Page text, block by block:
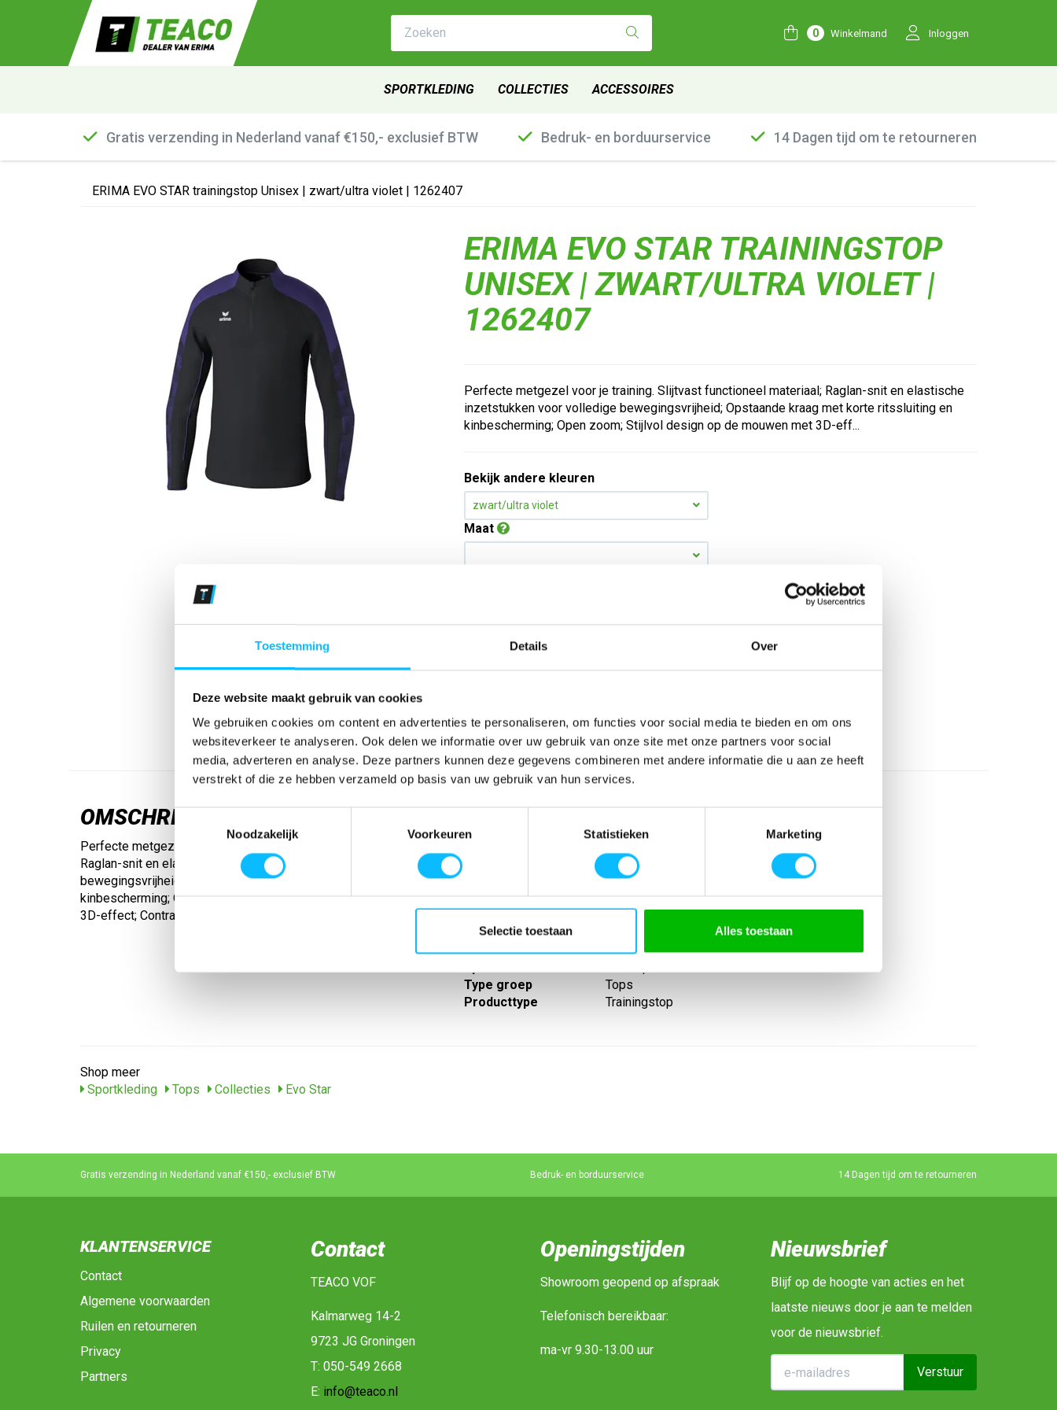
Toestemming Details Over
Deze website maakt gebruik van cookies
We gebruiken cookies om content en advertenties te personaliseren, om functies voor social media te bieden en om ons
websiteverkeer te analyseren. Ook delen we informatie over uw gebruik van onze site met onze partners voor social
media, adverteren en analyse. Deze partners kunnen deze gegevens combineren met andere informatie die u aan ze heeft
verstrekt of die ze hebben verzameld op basis van uw gebruik van hun services.
Noodzakelijk
Voorkeuren Statistieken Marketing
Selectie toestaan Alles toestaan
0 Winkelmand Inloggen
SPORTKLEDING COLLECTIES ACCESSOIRES
Gratis verzending in Nederland vanaf €150,- exclusief BTW Bedruk- en borduurservice 14 Dagen tijd om te retourneren
ERIMA EVO STAR trainingstop Unisex | zwart/ultra violet | 1262407
ERIMA EVO STAR TRAININGSTOP
UNISEX | ZWART/ULTRA VIOLET |
1262407
Perfecte metgezel voor je training. Slijtvast functioneel materiaal; Raglan-snit en elastische
inzetstukken voor volledige bewegingsvrijheid; Opstaande kraag met korte ritssluiting en
kinbescherming; Open zoom; Stijlvol design op de mouwen met 3D-eff...
Bekijk andere kleuren
zwart/ultra violet
Maat
*Gratis verzending vanaf €150,- exclusief BTW
OMSCHRIJVING
Perfecte metgezel voor je training. Slijtvast functioneel materiaal;
Raglan-snit en elastische inzetstukken voor volledige
bewegingsvrijheid; Opstaande kraag met korte ritssluiting en
kinbescherming; Open zoom; Stijlvol design op de mouwen met
3D-effect; Contrastkleurige biezen op de mouwen
Erima
Model
1262401tu
100% polyester (gerecycled)
Eigenschappen
Lijn
Evo star
Type groep
Tops
Producttype
Trainingstop
Shop meer
Sportkleding
Tops Collecties Evo Star
Gratis verzending in Nederland vanaf €150,- exclusief BTW Bedruk- en borduurservice 14 Dagen tijd om te retourneren
KLANTENSERVICE
Contact
Algemene voorwaarden
Ruilen en retourneren
Privacy
Partners
Contact
TEACO VOF
Kalmarweg 14-2
9723 JG Groningen
T: 050-549 2668
E: info@teaco.nl
Openingstijden
Showroom geopend op afspraak
Telefonisch bereikbaar:
ma-vr 9.30-13.00 uur
Nieuwsbrief
Blijf op de hoogte van acties en het
laatste nieuws door je aan te melden
voor de nieuwsbrief.
Verstuur